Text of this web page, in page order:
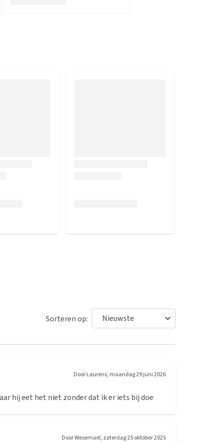
Sorteren op:
DoorLaurens, maandag 29 juni 2026
hij eet het niet zonder dat ik er iets bij doe
DoorWesemael, zaterdag 25 oktober 2025